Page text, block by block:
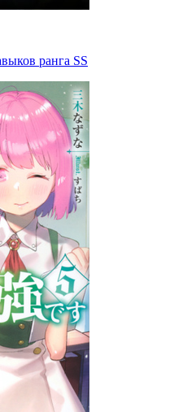
ранга SS